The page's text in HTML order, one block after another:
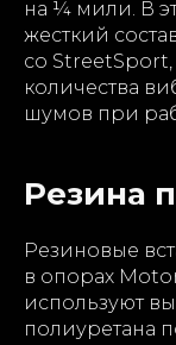
на ¼ мили. В
жесткий
со
количества
шумов при
Резина
Резиновые
в опорах
используют
полиуретана